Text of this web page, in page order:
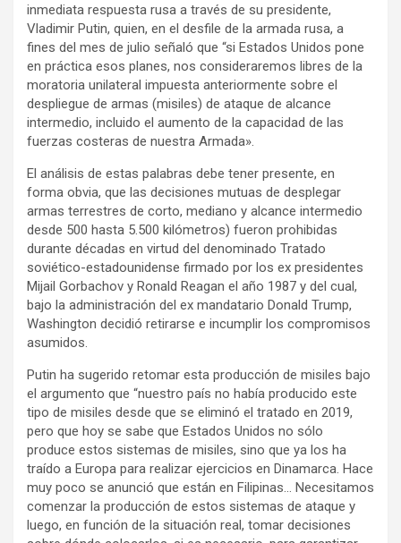
inmediata respuesta rusa a través de su presidente,
Vladimir Putin, quien, en el desfile de la armada rusa, a
fines del mes de julio señaló que “si Estados Unidos pone
en práctica esos planes, nos consideraremos libres de la
moratoria unilateral impuesta anteriormente sobre el
despliegue de armas (misiles) de ataque de alcance
intermedio, incluido el aumento de la capacidad de las
fuerzas costeras de nuestra Armada».
El análisis de estas palabras debe tener presente, en
forma obvia, que las decisiones mutuas de desplegar
armas terrestres de corto, mediano y alcance intermedio
desde 500 hasta 5.500 kilómetros) fueron prohibidas
durante décadas en virtud del denominado Tratado
soviético-estadounidense firmado por los ex presidentes
Mijail Gorbachov y Ronald Reagan el año 1987 y del cual,
bajo la administración del ex mandatario Donald Trump,
Washington decidió retirarse e incumplir los compromisos
asumidos.
Putin ha sugerido retomar esta producción de misiles bajo
el argumento que “nuestro país no había producido este
tipo de misiles desde que se eliminó el tratado en 2019,
pero que hoy se sabe que Estados Unidos no sólo
produce estos sistemas de misiles, sino que ya los ha
traído a Europa para realizar ejercicios en Dinamarca. Hace
muy poco se anunció que están en Filipinas… Necesitamos
comenzar la producción de estos sistemas de ataque y
luego, en función de la situación real, tomar decisiones